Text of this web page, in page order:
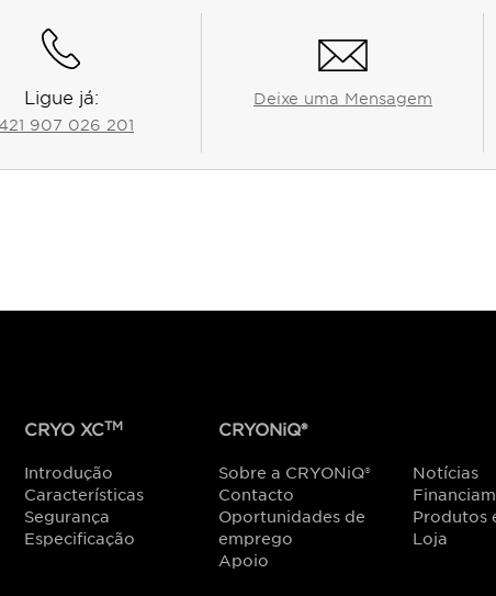
Ligue já:
907 026 201
Deixe uma Mensagem
CRYO XCTM
Introdução
Características
Segurança
Especificação
CRYONiQ®
Sobre a CRYONiQ®
Contacto
Oportunidades de
emprego
Apoio
Notícias
Produtos
Loja